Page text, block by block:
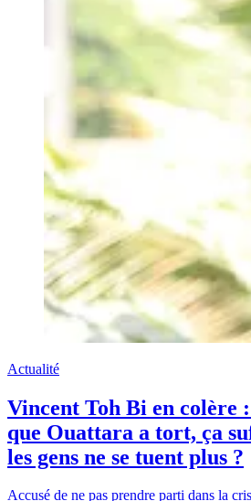
Actualité
Vincent Toh Bi en colère
que Ouattara a tort, ça
les gens ne se tuent plus ?
Accusé de ne pas prendre parti dans la